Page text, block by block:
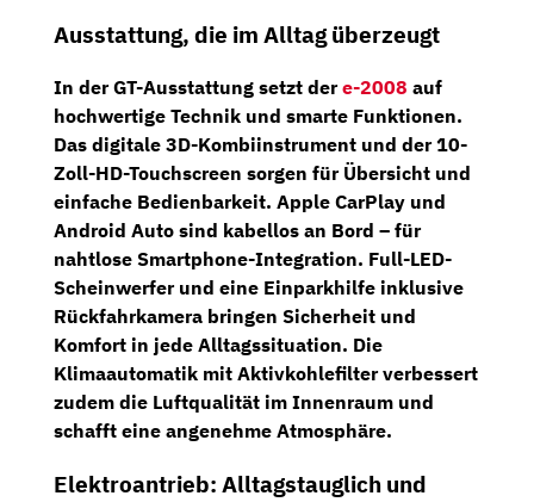
Ausstattung, die im Alltag überzeugt
In der GT-Ausstattung setzt dere-2008 auf
hochwertige Technik und smarte Funktionen.
Das digitale 3D-Kombiinstrument und der10-
Zoll-HD-Touchscreen sorgen für Übersicht und
einfache Bedienbarkeit. Apple CarPlay und
Android Auto sind kabellos an Bord – für
nahtlose Smartphone-Integration. Full-LED-
Scheinwerferund eine Einparkhilfe inklusive
Rückfahrkamera bringen Sicherheit und
Komfort in jede Alltagssituation. Die
Klimaautomatik mit Aktivkohlefilter verbessert
zudem die Luftqualität im Innenraum und
schafft eine angenehme Atmosphäre.
Elektroantrieb: Alltagstauglich und